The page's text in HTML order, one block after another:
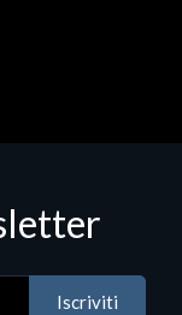
Iscriviti